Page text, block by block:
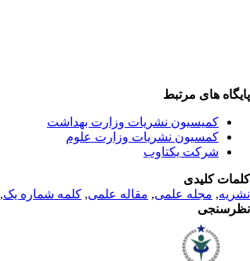
پایگاه های مرتبط
کمیسیون نشریات وزارت بهداشت
کمسیون نشریات وزارت علوم
شرکت یکتاوب
کلمات کلیدی
نشریه, مجله علمی, مقاله علمی, کلمه شماره یک
نظرسنجی